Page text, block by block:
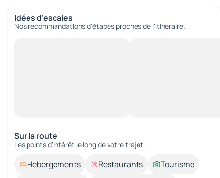
Idées d’escales
Nos recommandations d'étapes proches de l’itinéraire.
Sur la route
Les points d’intérêt le long de votre trajet.
Hébergements Restaurants
Tourisme